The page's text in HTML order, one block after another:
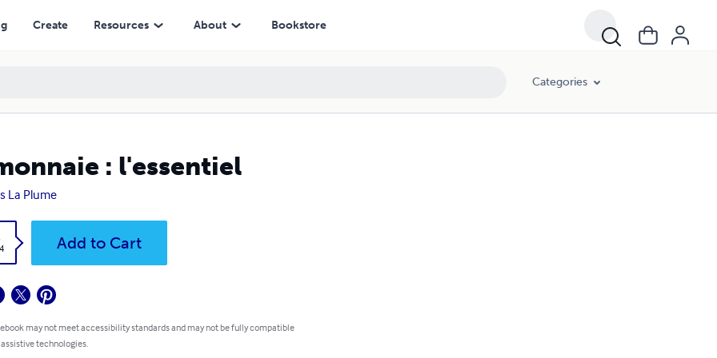
Create Resources About Bookstore
Categories
: l'essentiel
La Plume
Add to Cart
may not meet accessibility standards and may not be fully compatible
technologies.